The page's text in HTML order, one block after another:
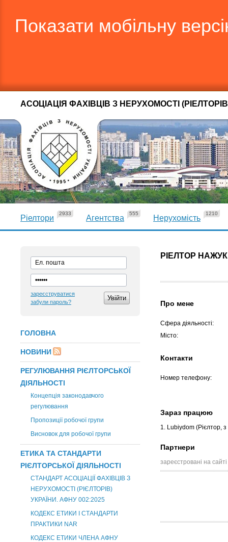
Показати мобільну
АСОЦІАЦІЯ ФАХІВЦІВ З НЕРУХОМОСТІ
Ріелтори
2933
Агентства
555
Нерухомість
1210
зареєструватися
забули пароль?
ГОЛОВНА
НОВИНИ
РЕГУЛЮВАННЯ РІЄЛТОРСЬКОЇ
ДІЯЛЬНОСТІ
Концепція законодавчого
регулювання
Пропозиції робочої групи
Висновок для робочої групи
ЕТИКА ТА СТАНДАРТИ
РІЄЛТОРСЬКОЇ ДІЯЛЬНОСТІ
СТАНДАРТ АСОЦІАЦІЇ ФАХІВЦІВ З
НЕРУХОМОСТІ (РІЄЛТОРІВ)
УКРАЇНИ. АФНУ 002:2025
КОДЕКС ЕТИКИ І СТАНДАРТИ
ПРАКТИКИ NAR
КОДЕКС ЕТИКИ ЧЛЕНА АФНУ
РІЕЛТОР
Про мене
Сфера діяльності:
Місто:
Контакти
Номер телефону:
Зараз працюю
1. Lubiydom (Рієлтор,
Партнери
зареєстровані на сайті